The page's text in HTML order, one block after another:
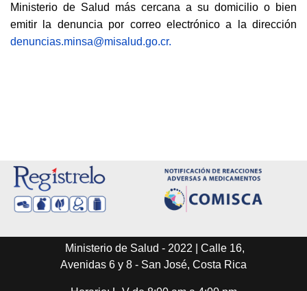
Ministerio de Salud más cercana a su domicilio o bien
emitir la denuncia por correo electrónico a la dirección
denuncias.minsa@misalud.go.cr.
Ministerio de Salud - 2022 | Calle 16,
Avenidas 6 y 8 - San José, Costa Rica